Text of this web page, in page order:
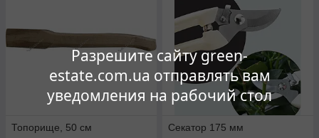
Разрешите сайту green-
estate.com.ua отправлять вам
уведомления на рабочий стол
Топорище, 50 см
Секатор 175 мм